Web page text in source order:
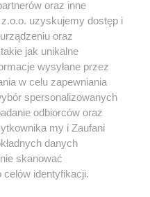
Skontaktuj się z nami
Kontakt
Redakcja
Newsletter
oraz inne
uzyskujemy dostęp i
oraz
jak unikalne
wysyłane przez
w celu zapewniania
spersonalizowanych
odbiorców oraz
my i Zaufani
danych
skanować
identyfikacji.